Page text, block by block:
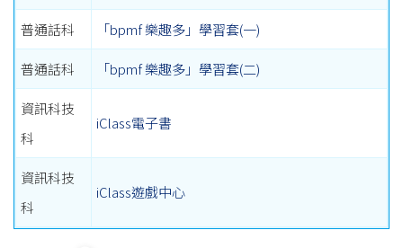
普通話科 「bpmf 樂趣多」學習套(一)
普通話科 「bpmf 樂趣多」學習套(二)
資訊科技
科
iClass電子書
資訊科技
科
iClass遊戲中心